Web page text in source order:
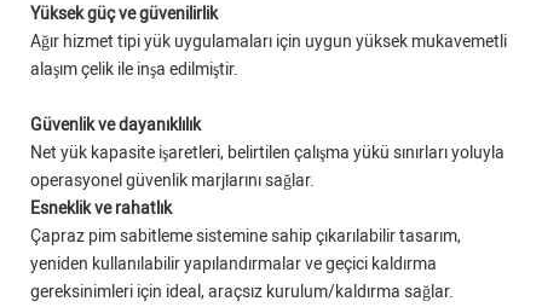
Yüksek güç ve güvenilirlik
Ağır hizmet tipi yük uygulamaları için uygun yüksek mukavemetli
alaşım çelik ile inşa edilmiştir.
Güvenlik ve dayanıklılık
Net yük kapasite işaretleri, belirtilen çalışma yükü sınırları yoluyla
operasyonel güvenlik marjlarını sağlar.
Esneklik ve rahatlık
Çapraz pim sabitleme sistemine sahip çıkarılabilir tasarım,
yeniden kullanılabilir yapılandırmalar ve geçici kaldırma
gereksinimleri için ideal, araçsız kurulum/kaldırma sağlar.